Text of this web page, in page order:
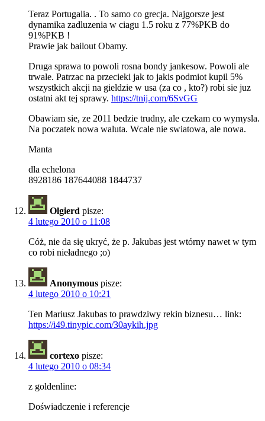
Teraz Portugalia. . To samo co grecja. Najgorsze jest
dynamika zadluzenia w ciagu 1.5 roku z 77%PKB do
91%PKB !
Prawie jak bailout Obamy.
Druga sprawa to powoli rosna bondy jankesow. Powoli ale
trwale. Patrzac na przecieki jak to jakis podmiot kupil 5%
wszystkich akcji na gieldzie w usa (za co , kto?) robi sie juz
ostatni akt tej sprawy. https://tnij.com/6SvGG
Obawiam sie, ze 2011 bedzie trudny, ale czekam co wymysla.
Na poczatek nowa waluta. Wcale nie swiatowa, ale nowa.
Manta
dla echelona
8928186 187644088 1844737
Olgierd pisze:
4 lutego 2010 o 11:08
Cóż, nie da się ukryć, że p. Jakubas jest wtórny nawet w tym
co robi nieładnego ;o)
Anonymous pisze:
4 lutego 2010 o 10:21
Ten Mariusz Jakubas to prawdziwy rekin biznesu… link:
https://i49.tinypic.com/30aykih.jpg
cortexo pisze:
4 lutego 2010 o 08:34
z goldenline:
Doświadczenie i referencje